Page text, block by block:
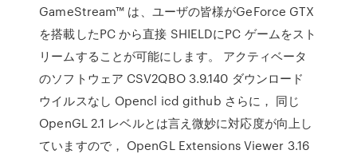
GameStream™ は、ユーザの皆様がGeForce GTX
を搭載したPC から直接 SHIELDにPC ゲームをスト
リームすることが可能にします。 アクティベータ
のソフトウェア CSV2QBO 3.9.140 ダウンロード
ウイルスなし Opencl icd github さらに， 同じ
OpenGL 2.1 レベルとは言え微妙に対応度が向上し
ていますので， OpenGL Extensions Viewer 3.16